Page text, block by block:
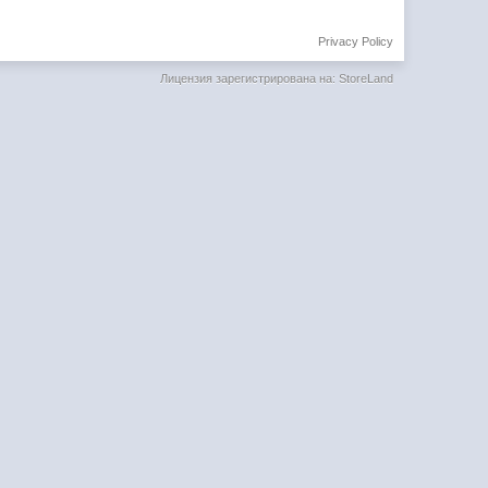
Privacy Policy
Лицензия зарегистрирована на: StoreLand